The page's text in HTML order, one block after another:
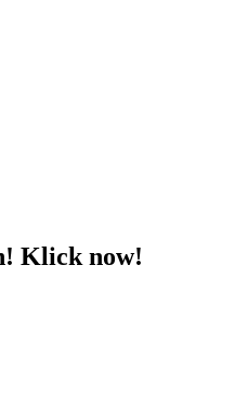
Klick now!